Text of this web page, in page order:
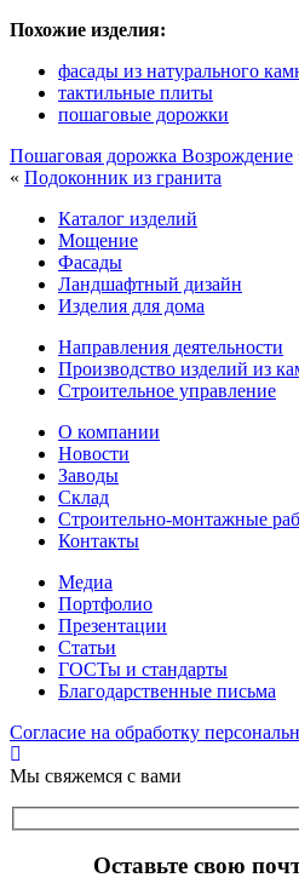
Похожие изделия:
фасады из натурального
тактильные плиты
пошаговые дорожки
Пошаговая дорожка Возрождение
« Подоконник из гранита
Каталог изделий
Мощение
Фасады
Ландшафтный дизайн
Изделия для дома
Направления деятельности
Производство изделий из
Строительное управление
О компании
Новости
Заводы
Склад
Строительно-монтажные
Контакты
Медиа
Портфолио
Презентации
Статьи
ГОСТы и стандарты
Благодарственные письма
Согласие на обработку
Мы свяжемся с вами
Оставьте свою